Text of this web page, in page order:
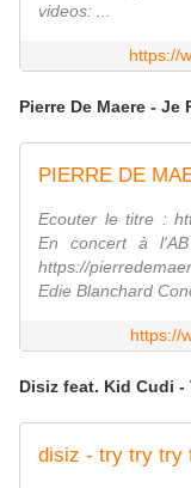
videos: ...
https://
Pierre De Maere - Je
Ecouter le titre :
En concert à
https://
Edie Blanchard
https://
Disiz feat. Kid Cudi -
disiz - try try try